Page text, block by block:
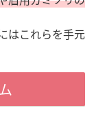
はこれらを手元